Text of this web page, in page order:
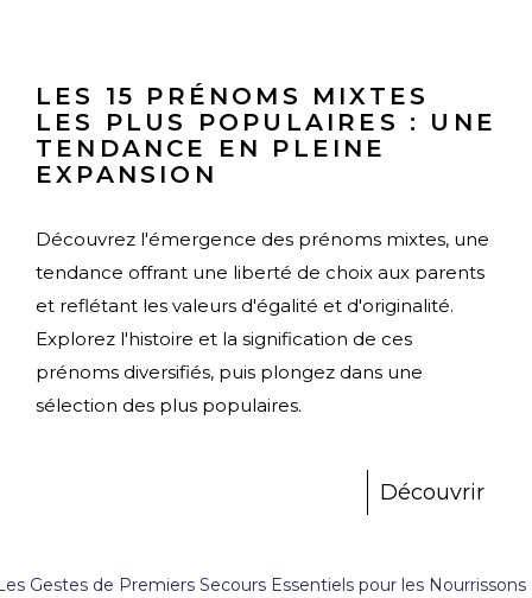
LES 15 PRÉNOMS MIXTES
LES PLUS POPULAIRES : UNE
TENDANCE EN PLEINE
EXPANSION
Découvrez l'émergence des prénoms mixtes, une
tendance offrant une liberté de choix aux parents
et reflétant les valeurs d'égalité et d'originalité.
Explorez l'histoire et la signification de ces
prénoms diversifiés, puis plongez dans une
sélection des plus populaires.
Découvrir